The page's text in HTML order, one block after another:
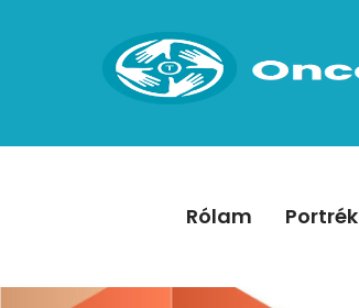
Rólam Portrék